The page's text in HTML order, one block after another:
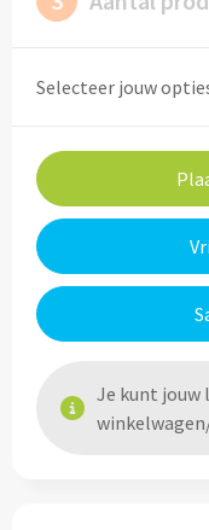
Proteine shakers
IJsblokjes bedrukken
Rietjes bedrukken
Alle drinkwaren
Custom made
Selecteer jouw
Je kunt jouw